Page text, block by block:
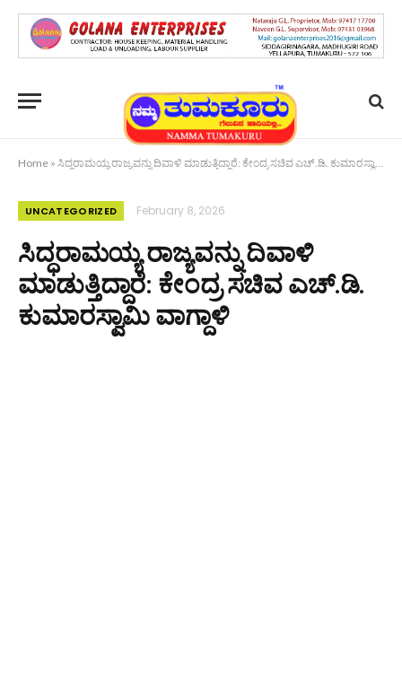
Home » ಸಿದ್ಧರಾಮಯ್ಯ ರಾಜ್ಯವನ್ನು ದಿವಾಳಿ ಮಾಡುತ್ತಿದ್ದಾರೆ: ಕೇಂದ್ರ ಸಚಿವ ಎಚ್.ಡಿ. ಕುಮಾರಸ್ವಾಮಿ ವಾಗ್ದಾಳಿ
UNCATEGORIZED February 8, 2026
ಸಿದ್ಧರಾಮಯ್ಯ ರಾಜ್ಯವನ್ನು ದಿವಾಳಿ
ಮಾಡುತ್ತಿದ್ದಾರೆ: ಕೇಂದ್ರ ಸಚಿವ ಎಚ್.ಡಿ.
ಕುಮಾರಸ್ವಾಮಿ ವಾಗ್ದಾಳಿ